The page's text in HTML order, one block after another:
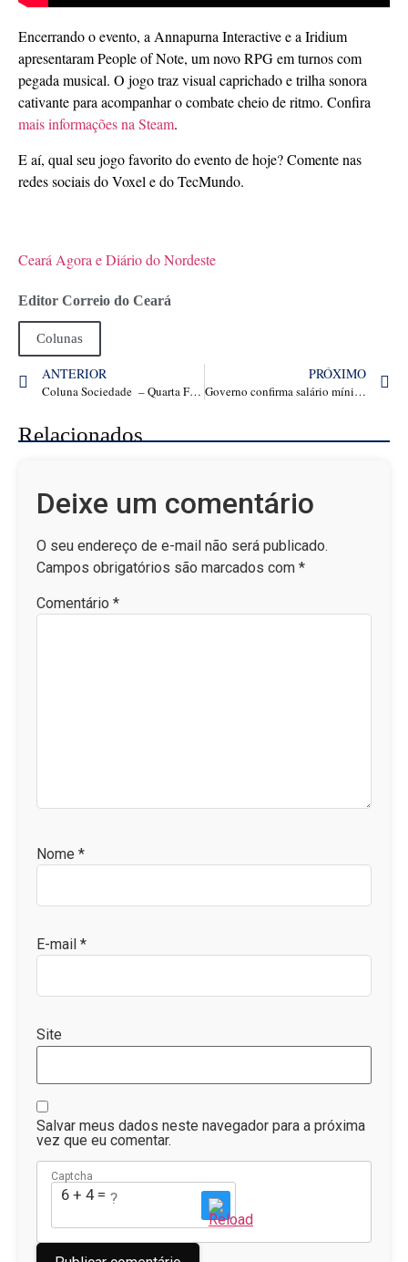
Encerrando o evento, a Annapurna Interactive e a Iridium
apresentaram People of Note, um novo RPG em turnos com
pegada musical. O jogo traz visual caprichado e trilha sonora
cativante para acompanhar o combate cheio de ritmo. Confira
mais informações na Steam.
E aí, qual seu jogo favorito do evento de hoje? Comente nas
redes sociais do Voxel e do TecMundo.
Ceará Agora e Diário do Nordeste
Editor Correio do Ceará
Colunas
ANTERIOR
Coluna Sociedade – Quarta Feira dia 10 de dezembro de 2025
PRÓXIMO
Governo confirma salário mínimo de R$ 1.621 em 2026
Relacionados
Deixe um comentário
O seu endereço de e-mail não será publicado.
Campos obrigatórios são marcados com *
Comentário *
Nome *
E-mail *
Site
Salvar meus dados neste navegador para a próxima
vez que eu comentar.
Captcha
6 + 4 = ?